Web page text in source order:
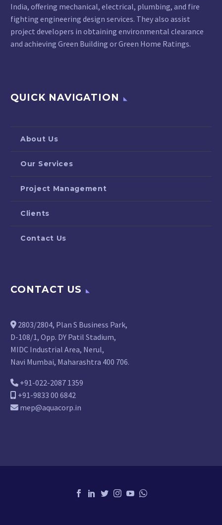
India, offering mechanical, electrical, plumbing, and fire
fighting engineering design services. They also assist
project developers in obtaining environmental clearance
and achieving Green Building or Green Home Ratings.
QUICK NAVIGATION
About Us
Our Services
Project Management
Clients
Contact Us
CONTACT US
2803/2804, Plan S Business Park,
D-108/1, Opp. DY Patil Stadium,
MIDC Industrial Area, Nerul,
Navi Mumbai, Maharashtra 400 706.
+91-022-2087 1359
+91-9833 00 6842
mep@aquacorp.in